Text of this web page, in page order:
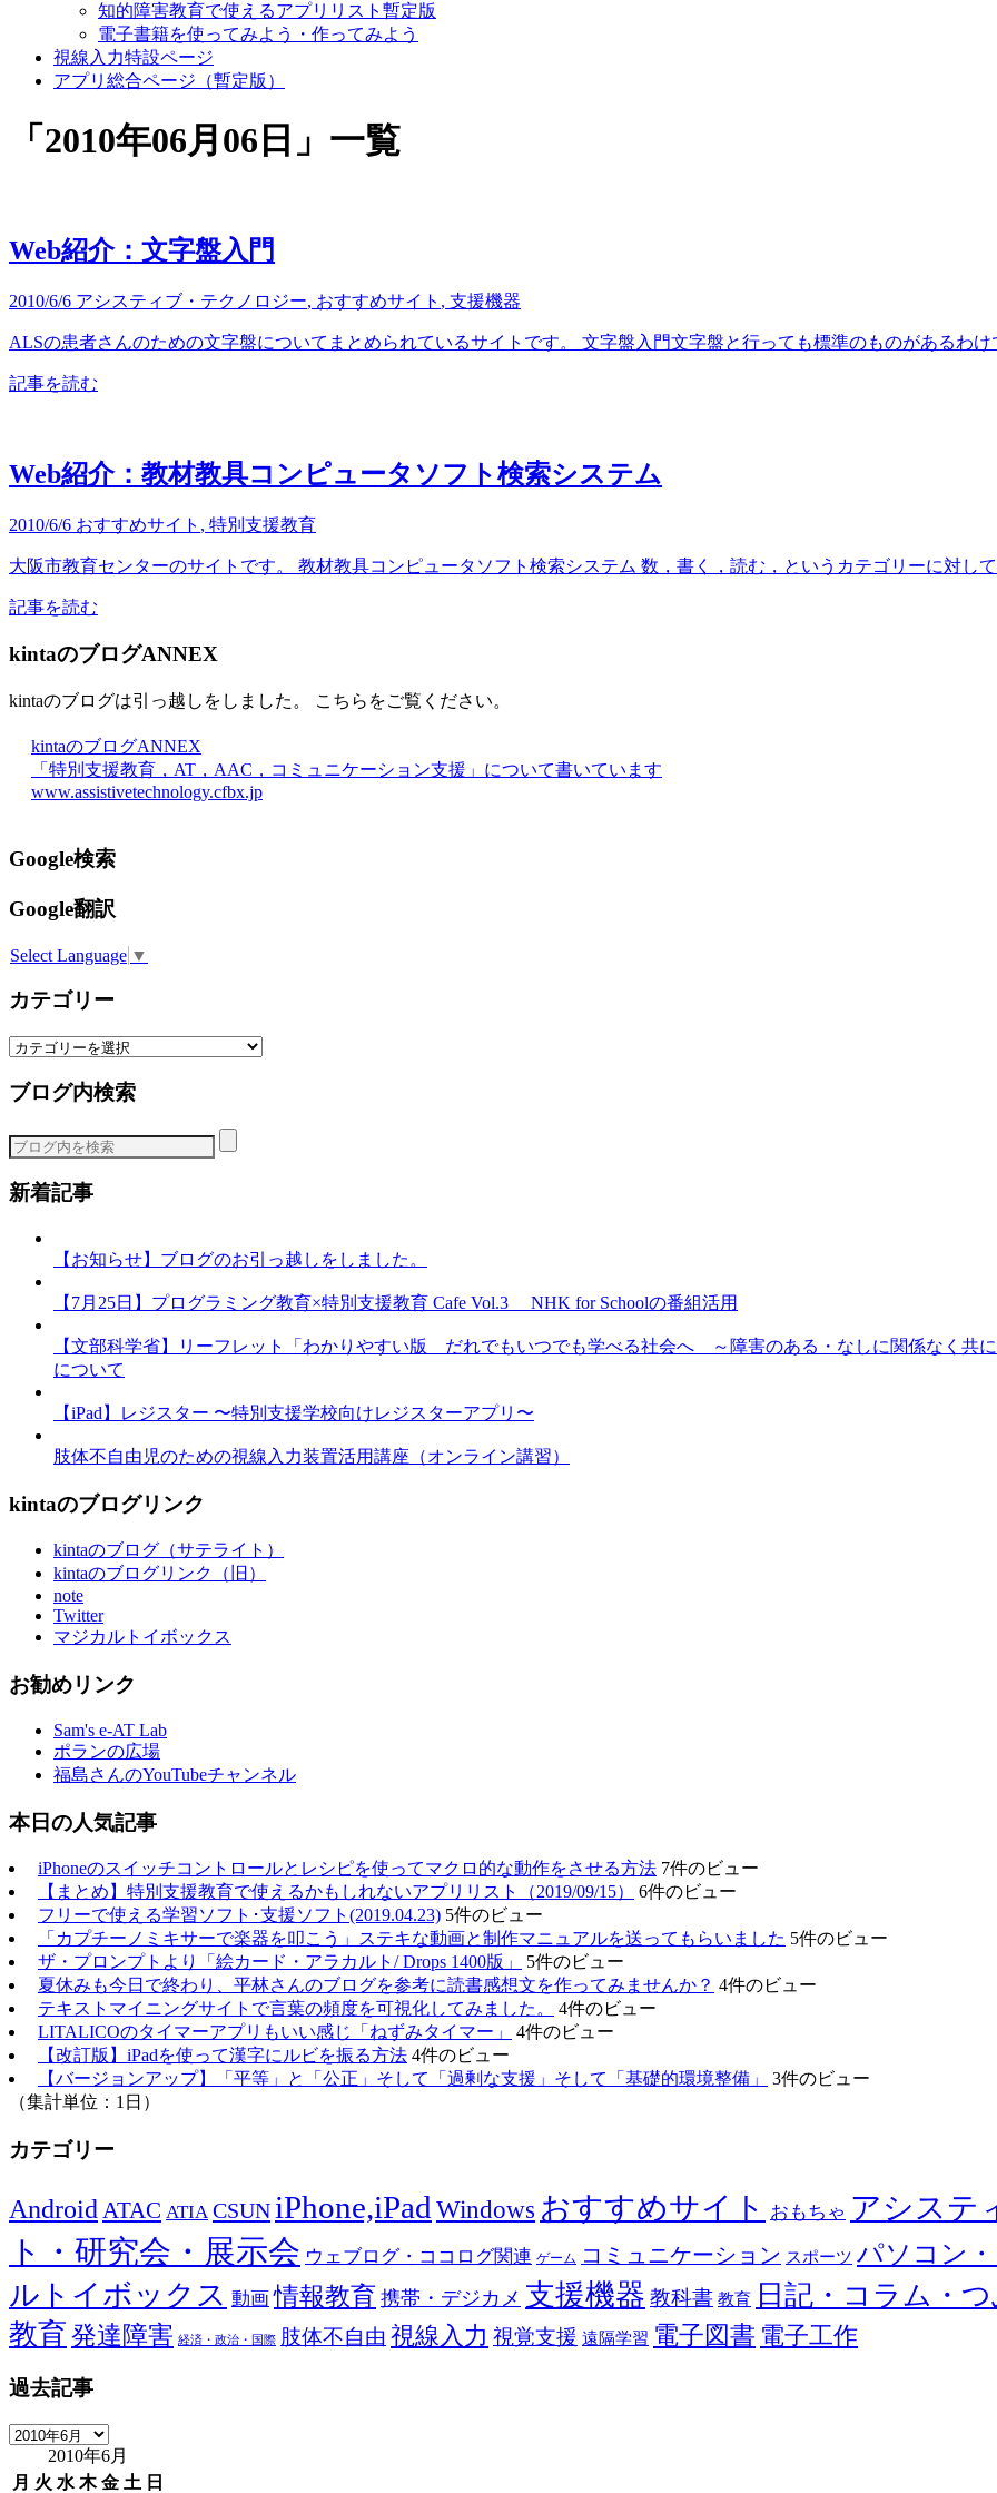
知的障害教育で使えるアプリリスト暫定版
電子書籍を使ってみよう・作ってみよう
視線入力特設ページ
アプリ総合ページ（暫定版）
「 2010年06月06日 」 一覧
Web紹介：文字盤入門
2010/6/6 アシスティブ・テクノロジー, おすすめサイト , 支援機器
ALSの患者さんのための文字盤についてまとめられているサイトです。 文字盤入門文字盤と行っても標準のものがあるわ
記事を読む
Web紹介：教材教具コンピュータソフト検索システム
2010/6/6 おすすめサイト , 特別支援教育
大阪市教育センターのサイトです。 教材教具コンピュータソフト検索システム 数，書く，読む，というカテゴリーに対し
記事を読む
kintaのブログANNEX
kintaのブログは引っ越しをしました。 こちらをご覧ください。
kintaのブログANNEX
「特別支援教育，AT，AAC，コミュニケーション支援」について書いています
www.assistivetechnology.cfbx.jp
Google検索
Google翻訳
Select Language ▼
カテゴリー
カ
ゴ
ー
ブログ内検索
新着記事
【お知らせ】ブログのお引っ越しをしました。
【7月25日】プログラミング教育×特別支援教育 Cafe Vol.3 NHK for Schoolの番組活用
【文部科学省】リーフレット「わかりやすい版 だれでもいつでも学べる社会へ ～障害のある・なしに関係なく共
について
【iPad】レジスター 〜特別支援学校向けレジスターアプリ〜
肢体不自由児のための視線入力装置活用講座（オンライン講習）
kintaのブログリンク
kintaのブログ（サテライト）
kintaのブログリンク（旧）
note
Twitter
マジカルトイボックス
お勧めリンク
Sam's e-AT Lab
ポランの広場
福島さんのYouTubeチャンネル
本日の人気記事
iPhoneのスイッチコントロールとレシピを使ってマクロ的な動作をさせる方法 7件のビュー
【まとめ】特別支援教育で使えるかもしれないアプリリスト（2019/09/15）
6件のビュー
フリーで使える学習ソフト･支援ソフト(2019.04.23) 5件のビュー
「カプチーノミキサーで楽器を叩こう」ステキな動画と制作マニュアルを送ってもらいました 5件のビュー
ザ・プロンプトより「絵カード・アラカルト/ Drops 1400版」
5件のビュー
夏休みも今日で終わり、平林さんのブログを参考に読書感想文を作ってみませんか？ 4件のビュー
テキストマイニングサイトで言葉の頻度を可視化してみました。
4件のビュー
LITALICOのタイマーアプリもいい感じ「ねずみタイマー」
4件のビュー
【改訂版】iPadを使って漢字にルビを振る方法 4件のビュー
【バージョンアップ】「平等」と「公正」そして「過剰な支援」そして「基礎的環境整備」
3件のビュー
（集計単位：1日）
カテゴリー
Android ATAC ATIA CSUN iPhone,iPad Windows おすすめサイト おもちゃ アシステ
ト・研究会・展示会 ウェブログ・ココログ関連 ゲーム コミュニケーション スポーツ パソコン
ルトイボックス 動画 情報教育 携帯・デジカメ 支援機器 教科書 教育 日記・コラム・
教育発達障害 経済・政治・国際 肢体不自由 視線入力 視覚支援 遠隔学習 電子図書 電子工作
過去記事
過
記
2010年6月
月 火 水 木 金 土 日